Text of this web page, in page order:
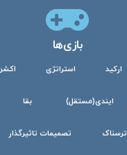
بازی‌ها
ارکید استراتژی
ایندی(مستقل) بقا
ترسناک تصمیمات تاثیرگذار